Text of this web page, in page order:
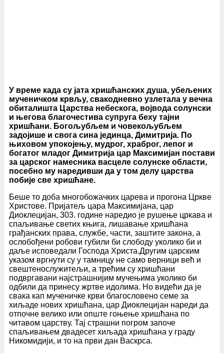
У време када су јата хришћанских душа, убељених
мученичком крвљу, свакодневно узлетала у вечна
обиталишта Царства небескога, војвода солунски
и његова благочестива супруга беху тајни
хришћани. Богољубљем и човекољубљем
задојише и свога сина јединца, Димитрија. По
њиховом упокојењу, мудрог, храброг, лепог и
богатог младог Димитрија цар Максимијан постави
за царског намесника васцеле солунске области,
посебно му наредивши да у том делу царства
побије све хришћане.
Беше то доба многобожачких царева и прогона Цркве
Христове. Пријатељ цара Максимијана, цар
Диоклецијан, 303. године наредио је рушење цркава и
спаљивање светих књига, лишавање хришћана
грађанских права, службе, части, заштите закона, а
ослобођени робови губили би слободу уколико би и
даље исповедали Господа Христа.Другим царским
указом вргнути су у тамницу не само верници већ и
свештенослужитељи, а трећим су хришћани
подвргавани најстрашнијим мучењима уколико би
одбили да принесу жртве идолима. Но видећи да је
свака кап мученичке крви благословено семе за
хиљаде нових хришћана, цар Диоклецијан нареди да
отпочне велико или опште гоњење хришћана по
читавом царству. Тај страшни погром започе
спаљивањем двадесет хиљада хришћана у граду
Никомидији, и то на први дан Васкрса.